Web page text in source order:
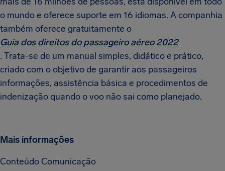
o mundo e oferece suporte em 16 idiomas. A companhia
também oferece gratuitamente o
Guia dos direitos do passageiro aéreo 2022
. Trata-se de um manual simples, didático e prático,
criado com o objetivo de garantir aos passageiros
informações, assistência básica e procedimentos de
indenização quando o voo não sai como planejado.
Mais informações
Conteúdo Comunicação